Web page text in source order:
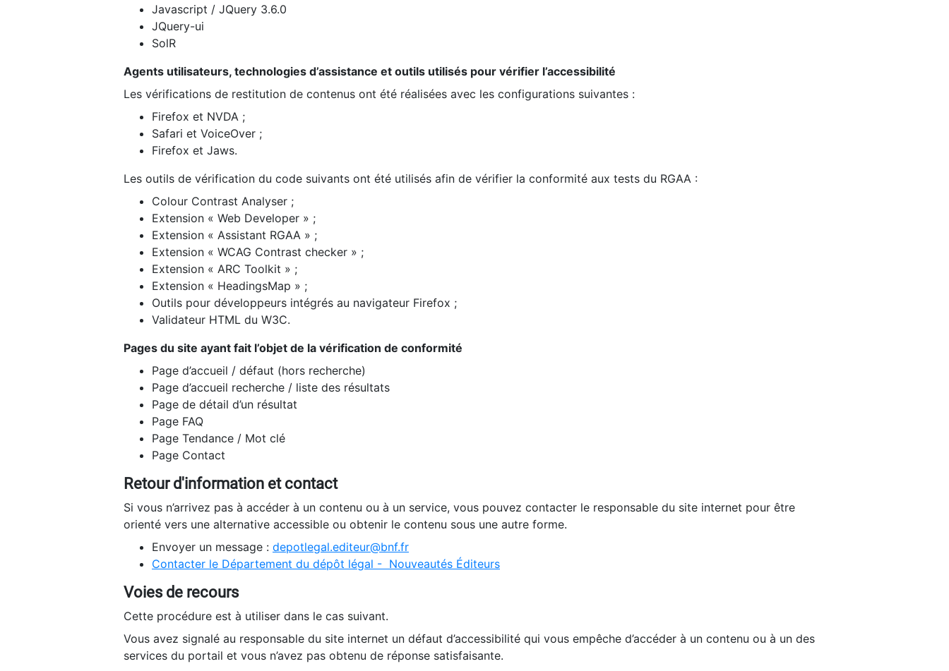
Javascript / JQuery 3.6.0
JQuery-ui
SolR
Agents utilisateurs, technologies d’assistance et outils utilisés pour vérifier l’accessibilité
Les vérifications de restitution de contenus ont été réalisées avec les configurations suivantes :
Firefox et NVDA ;
Safari et VoiceOver ;
Firefox et Jaws.
Les outils de vérification du code suivants ont été utilisés afin de vérifier la conformité aux tests du RGAA :
Colour Contrast Analyser ;
Extension « Web Developer » ;
Extension « Assistant RGAA » ;
Extension « WCAG Contrast checker » ;
Extension « ARC Toolkit » ;
Extension « HeadingsMap » ;
Outils pour développeurs intégrés au navigateur Firefox ;
Validateur HTML du W3C.
Pages du site ayant fait l’objet de la vérification de conformité
Page d’accueil / défaut (hors recherche)
Page d’accueil recherche / liste des résultats
Page de détail d’un résultat
Page FAQ
Page Tendance / Mot clé
Page Contact
Retour d'information et contact
Si vous n’arrivez pas à accéder à un contenu ou à un service, vous pouvez contacter le responsable du site internet pour être
orienté vers une alternative accessible ou obtenir le contenu sous une autre forme.
Envoyer un message : depotlegal.editeur@bnf.fr
Contacter le Département du dépôt légal - Nouveautés Éditeurs
Voies de recours
Cette procédure est à utiliser dans le cas suivant.
Vous avez signalé au responsable du site internet un défaut d’accessibilité qui vous empêche d’accéder à un contenu ou à un des
services du portail et vous n’avez pas obtenu de réponse satisfaisante.